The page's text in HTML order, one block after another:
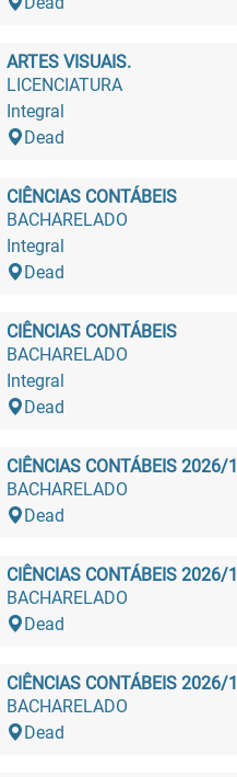
ARTES VISUAIS.
LICENCIATURA
Integral
Dead
CIÊNCIAS CONTÁBEIS
BACHARELADO
Integral
Dead
CIÊNCIAS CONTÁBEIS
BACHARELADO
Integral
Dead
CIÊNCIAS CONTÁBEIS 2026/1
BACHARELADO
Dead
CIÊNCIAS CONTÁBEIS 2026/1
BACHARELADO
Dead
CIÊNCIAS CONTÁBEIS 2026/1
BACHARELADO
Dead